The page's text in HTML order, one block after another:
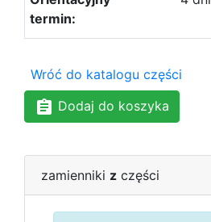
Wróć do katalogu części
Dodaj do koszyka
zamienniki z części